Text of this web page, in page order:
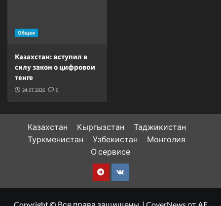
Общая
Казахстан: вступил в
силу закон о цифровом
тенге
24.07.2026 0
Казахстан Кыргызстан
Таджикистан
Туркменистан
Узбекистан
Монголия
О сервисе
Telegram
VK